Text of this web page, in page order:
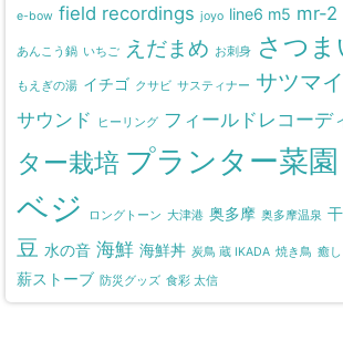
e-bow field recordings joyo line6 m5 mr-2
あんこう鍋 いちご えだまめ お刺身 さつま
もえぎの湯 イチゴ クサビ サスティナー サツマ
サウンド
ヒーリング フィールドレコーデ
ター栽培 プランター菜園
ベジ
ロングトーン 大津港 奥多摩 奥多摩温泉
豆 水の音 海鮮 海鮮丼 炭鳥 蔵 IKADA 焼き鳥 癒し
薪ストーブ 防災グッズ 食彩 太信